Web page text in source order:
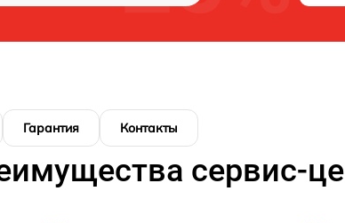
Гарантия Контакты
сервис-